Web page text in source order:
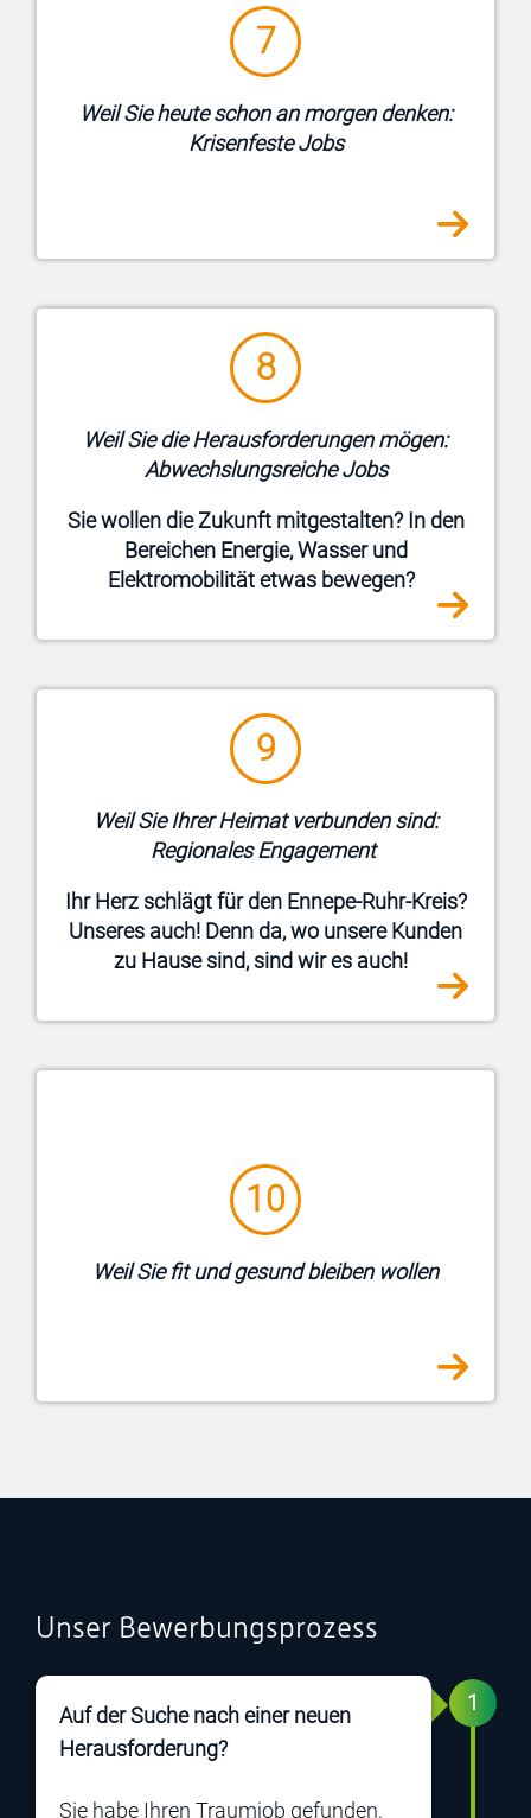
7
Weil Sie heute schon an morgen denken:
Krisenfeste Jobs
Beschäftigung? Als regionales Unternehmen
arbeiten wir für langfristigen Nutzen. Wir
stecken viel Power in die Energiewende und
engagieren uns für eine lebenswerte und
klimafreundliche Zukunft der Region
8
Weil Sie die Herausforderungen mögen:
Abwechslungsreiche Jobs
Sie wollen die Zukunft mitgestalten? In den
Bereichen Energie, Wasser und
Elektromobilität etwas bewegen?
anspruchsvolle Aufgaben für Menschen, die
Lust haben, sich selbst und unser
Unternehmen
weiterzuentwickeln
9
Weil Sie Ihrer Heimat verbunden sind:
Regionales Engagement
Ihr Herz schlägt für den Ennepe-Ruhr-Kreis?
Unseres auch! Denn da, wo unsere Kunden
zu Hause sind, sind wir es auch!
Darum unterstützen wir alle, die für
Zusammenhalt in unserer Region sorgen:
Kommunen, Sportler, Künstler, Unternehmer
starkmachen.
10
Weil Sie fit und gesund bleiben wollen
sportlichen Angeboten auch Gesundheits-
Checks, Vorsorgeuntersuchungen,
Grippeschutzimpfungen und vieles mehr.
Für ein gesundes und fröhliches Miteinander
Unser Bewerbungsprozess
Auf der Suche nach einer neuen
Herausforderung?
Sie habe Ihren Traumjob gefunden.
1